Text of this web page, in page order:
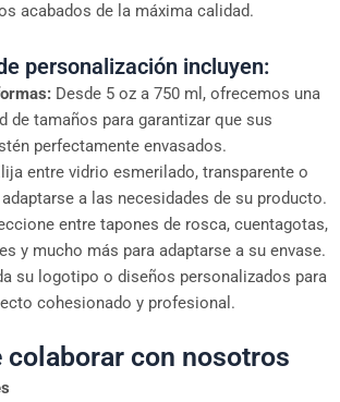
acabados de la máxima calidad.
personalización incluyen:
Desde 5 oz a 750 ml, ofrecemos una
de tamaños para garantizar que sus
perfectamente envasados.
entre vidrio esmerilado, transparente o
a las necesidades de su producto.
entre tapones de rosca, cuentagotas,
y mucho más para adaptarse a su envase.
su logotipo o diseños personalizados para
cohesionado y profesional.
colaborar con nosotros